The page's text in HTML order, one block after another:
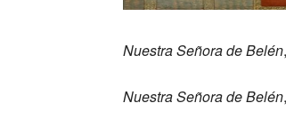
Nuestra Señora de Belén
Nuestra Señora de Belén